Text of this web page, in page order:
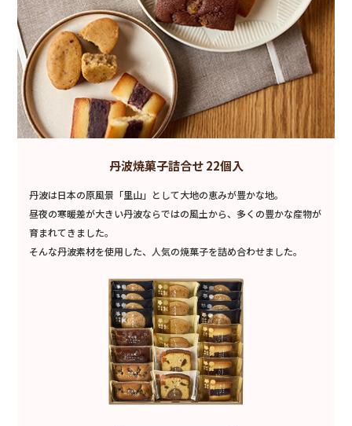
丹波焼菓子詰合せ 22個入
丹波は日本の原風景「里山」として大地の恵みが豊かな地。
昼夜の寒暖差が大きい丹波ならではの風土から、多くの豊かな産物が
育まれてきました。
そんな丹波素材を使用した、人気の焼菓子を詰め合わせました。